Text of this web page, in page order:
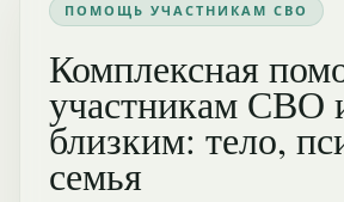
ПОМОЩЬ УЧАСТНИКАМ СВО
Комплексная
участникам СВО
близким: тело,
семья